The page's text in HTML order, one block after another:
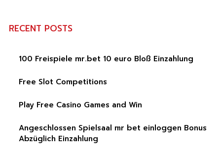
RECENT POSTS
100 Freispiele mr.bet 10 euro Bloß Einzahlung
Free Slot Competitions
Play Free Casino Games and Win
Angeschlossen Spielsaal mr bet einloggen Bonus
Abzüglich Einzahlung